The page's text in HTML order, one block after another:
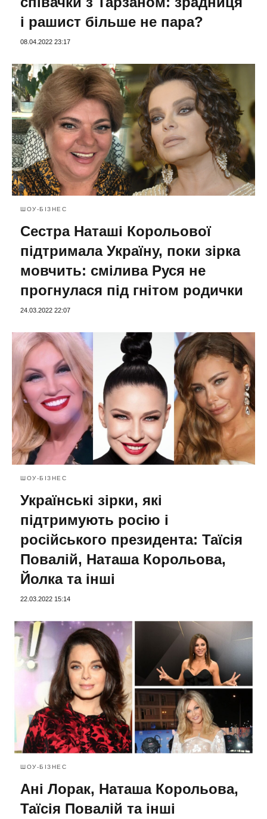
і рашист більше не пара?
08.04.2022 23:17
ШОУ-БІЗНЕС
Сестра Наташі Корольової
підтримала Україну, поки зірка
мовчить: смілива Руся не
прогнулася під гнітом родички
24.03.2022 22:07
ШОУ-БІЗНЕС
Українські зірки, які
підтримують росію і
російського президента: Таїсія
Повалій, Наташа Корольова,
Йолка та інші
22.03.2022 15:14
ШОУ-БІЗНЕС
Ані Лорак, Наташа Корольова,
Таїсія Повалій та інші